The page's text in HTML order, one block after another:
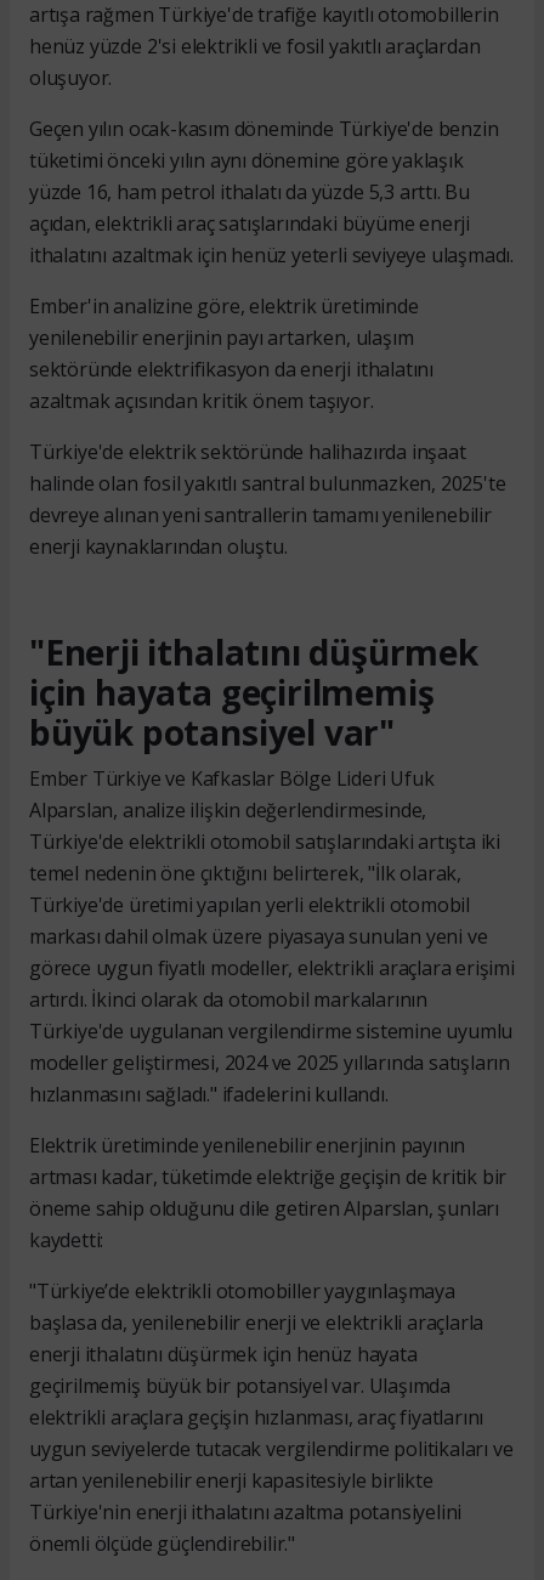
artışa rağmen Türkiye'de trafiğe kayıtlı otomobillerin
henüz yüzde 2'si elektrikli ve fosil yakıtlı araçlardan
oluşuyor.
Geçen yılın ocak-kasım döneminde Türkiye'de benzin
tüketimi önceki yılın aynı dönemine göre yaklaşık
yüzde 16, ham petrol ithalatı da yüzde 5,3 arttı. Bu
açıdan, elektrikli araç satışlarındaki büyüme enerji
ithalatını azaltmak için henüz yeterli seviyeye ulaşmadı.
Ember'in analizine göre, elektrik üretiminde
yenilenebilir enerjinin payı artarken, ulaşım
sektöründe elektrifikasyon da enerji ithalatını
azaltmak açısından kritik önem taşıyor.
Türkiye'de elektrik sektöründe halihazırda inşaat
halinde olan fosil yakıtlı santral bulunmazken, 2025'te
devreye alınan yeni santrallerin tamamı yenilenebilir
enerji kaynaklarından oluştu.
"Enerji ithalatını düşürmek
için hayata geçirilmemiş
büyük potansiyel var"
Ember Türkiye ve Kafkaslar Bölge Lideri Ufuk
Alparslan, analize ilişkin değerlendirmesinde,
Türkiye'de elektrikli otomobil satışlarındaki artışta iki
temel nedenin öne çıktığını belirterek, "İlk olarak,
Türkiye'de üretimi yapılan yerli elektrikli otomobil
markası dahil olmak üzere piyasaya sunulan yeni ve
görece uygun fiyatlı modeller, elektrikli araçlara erişimi
artırdı. İkinci olarak da otomobil markalarının
Türkiye'de uygulanan vergilendirme sistemine uyumlu
modeller geliştirmesi, 2024 ve 2025 yıllarında satışların
hızlanmasını sağladı." ifadelerini kullandı.
Elektrik üretiminde yenilenebilir enerjinin payının
artması kadar, tüketimde elektriğe geçişin de kritik bir
öneme sahip olduğunu dile getiren Alparslan, şunları
kaydetti:
"Türkiye’de elektrikli otomobiller yaygınlaşmaya
başlasa da, yenilenebilir enerji ve elektrikli araçlarla
enerji ithalatını düşürmek için henüz hayata
geçirilmemiş büyük bir potansiyel var. Ulaşımda
elektrikli araçlara geçişin hızlanması, araç fiyatlarını
uygun seviyelerde tutacak vergilendirme politikaları ve
artan yenilenebilir enerji kapasitesiyle birlikte
Türkiye'nin enerji ithalatını azaltma potansiyelini
önemli ölçüde güçlendirebilir."